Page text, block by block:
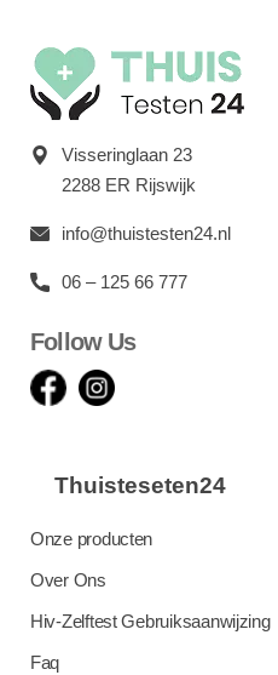
Visseringlaan 23
2288 ER Rijswijk
info@thuistesten24.nl
06 – 125 66 777
Follow Us
Thuisteseten24
Onze producten
Over Ons
Hiv-Zelftest Gebruiksaanwijzing
Faq